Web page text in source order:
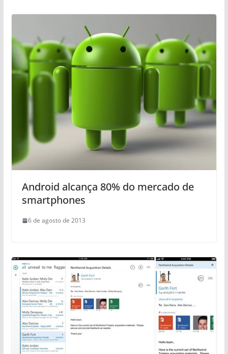
Android alcança 80% do mercado de
smartphones
6 de agosto de 2013